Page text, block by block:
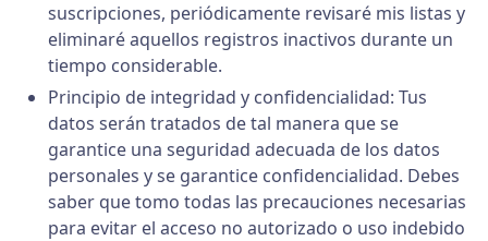
suscripciones, periódicamente revisaré mis listas y
eliminaré aquellos registros inactivos durante un
tiempo considerable.
Principio de integridad y confidencialidad: Tus
datos serán tratados de tal manera que se
garantice una seguridad adecuada de los datos
personales y se garantice confidencialidad. Debes
saber que tomo todas las precauciones necesarias
para evitar el acceso no autorizado o uso indebido